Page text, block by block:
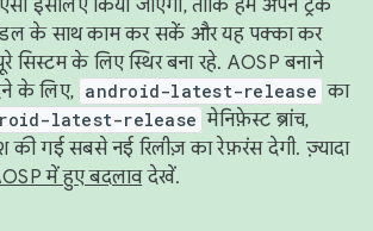
इसलिए किया जाएगा, ताकि हम अपने ट्रंक
के साथ काम कर सकें और यह पक्का कर
सिस्टम के लिए स्थिर बना रहे. AOSP बनाने
के लिए, android-latest-release का
latest-release मेनिफ़ेस्ट ब्रांच,
की गई सबसे नई रिलीज़ का रेफ़रंस देगी. ज़्यादा
में हुए बदलावदेखें.